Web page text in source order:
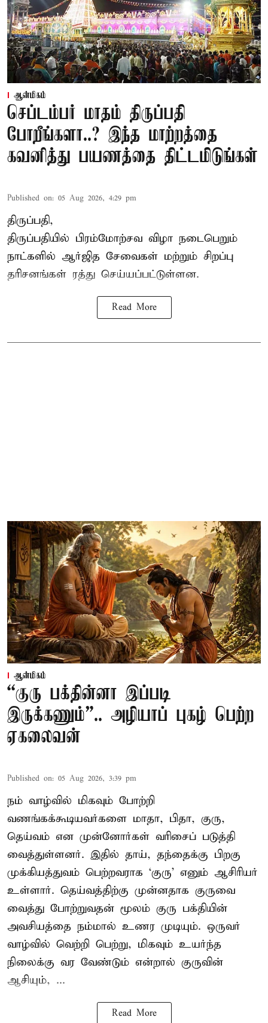
ஆன்மிகம்
செப்டம்பர் மாதம் திருப்பதி
போறீங்களா..? இந்த மாற்றத்தை
கவனித்து பயணத்தை திட்டமிடுங்கள்
Published on: 05 Aug 2026, 4:29 pm
திருப்பதி,
திருப்பதியில் பிரம்மோற்சவ விழா நடைபெறும்
நாட்களில் ஆர்ஜித சேவைகள் மற்றும் சிறப்பு
தரிசனங்கள் ரத்து செய்யப்பட்டுள்ளன.
Read More
ஆன்மிகம்
“குரு பக்தின்னா இப்படி
இருக்கணும்”.. அழியாப் புகழ் பெற்ற
ஏகலைவன்
Published on: 05 Aug 2026, 3:39 pm
நம் வாழ்வில் மிகவும் போற்றி
வணங்கக்கூடியவர்களை மாதா, பிதா, குரு,
தெய்வம் என முன்னோர்கள் வரிசைப் படுத்தி
வைத்துள்ளனர். இதில் தாய், தந்தைக்கு பிறகு
முக்கியத்துவம் பெற்றவராக ‘குரு’ எனும் ஆசிரியர்
உள்ளார். தெய்வத்திற்கு முன்னதாக குருவை
வைத்து போற்றுவதன் மூலம் குரு பக்தியின்
அவசியத்தை நம்மால் உணர முடியும். ஒருவர்
வாழ்வில் வெற்றி பெற்று, மிகவும் உயர்ந்த
நிலைக்கு வர வேண்டும் என்றால் குருவின்
ஆசியும், ...
Read More